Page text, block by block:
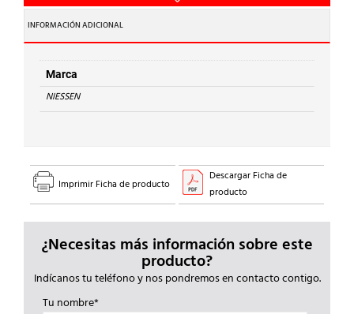
PERSIANAS
1
MÓDULO
DUNA
cantidad
INFORMACIÓN ADICIONAL
Marca
NIESSEN
Imprimir Ficha de producto
Descargar Ficha de
producto
¿Necesitas más información sobre este
producto?
Indícanos tu teléfono y nos pondremos en contacto contigo.
Tu nombre*